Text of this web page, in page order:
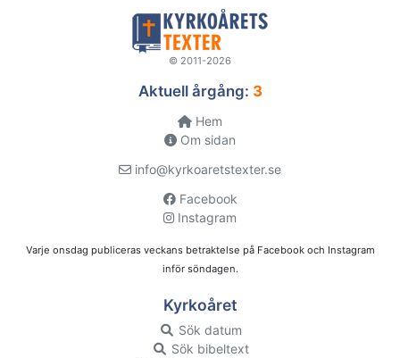
© 2011-2026
Aktuell årgång: 3
Hem
Om sidan
info@kyrkoaretstexter.se
Facebook
Instagram
Varje onsdag publiceras veckans betraktelse på Facebook och Instagram
inför söndagen.
Kyrkoåret
Sök datum
Sök bibeltext